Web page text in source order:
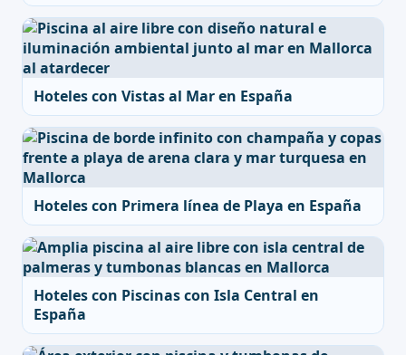
Hoteles con Vistas al Mar en España
Hoteles con Primera línea de Playa en España
Hoteles con Piscinas con Isla Central en
España